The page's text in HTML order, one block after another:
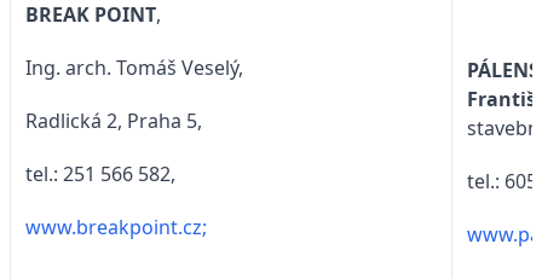
BREAK POINT,
Ing. arch. Tomáš Veselý,
Radlická 2, Praha 5,
tel.: 251 566 582,
www.breakpoint.cz;
tel.: 605